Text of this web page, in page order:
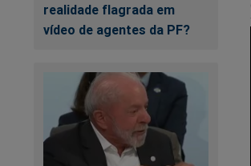
realidade flagrada em
vídeo de agentes da PF?